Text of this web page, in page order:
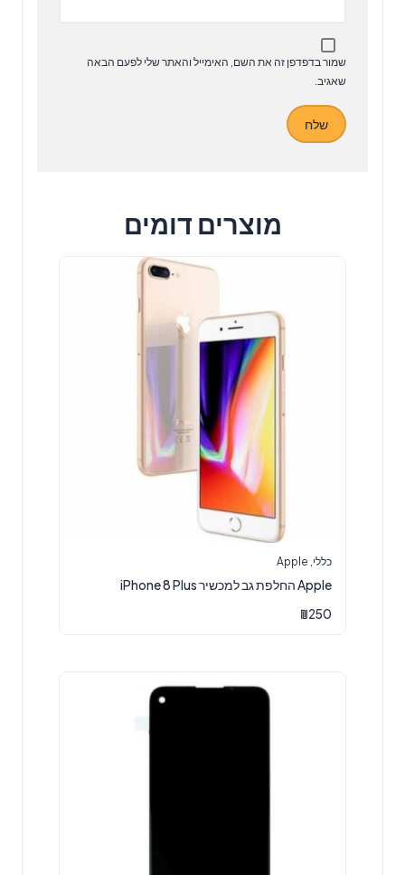
שמור בדפדפן זה את השם, האימייל והאתר שלי לפעם הבאה
שאגיב.
מוצרים דומים
כללי Apple
Apple החלפת גב למכשיר iPhone 8 Plus
₪250